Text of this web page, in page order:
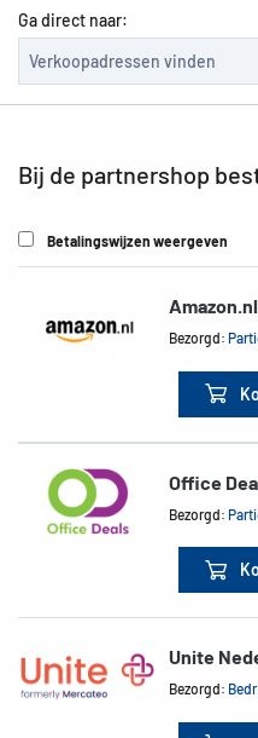
Ga direct naar:
Bij de partnershop
Betalingswijzen weergeven
Bezorgd:
Office
Bezorgd:
Unite
Bezorgd: